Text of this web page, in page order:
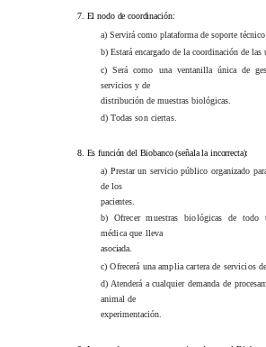
7. El nodo de coordinación:
a) Servirá como plataforma de soporte
b) Estará encargado de la coordinación de las
c) Será como una ventanilla única de
servicios y de
distribución de muestras biológicas.
d) Todas son ciertas.
8. Es función del Biobanco (señala la incorrecta):
a) Prestar un servicio público organizado
de los
pacientes.
b) Ofrecer muestras biológicas de
médica que lleva
asociada.
c) Ofrecerá una amplia cartera de servicios
d) Atenderá a cualquier demanda de
animal de
experimentación.